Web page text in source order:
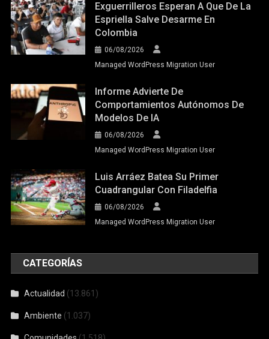
Exguerrilleros Esperan A Que De La
Espriella Salve Desarme En
Colombia
06/08/2026
Managed WordPress Migration User
Informe Advierte De
Comportamientos Autónomos De
Modelos De IA
06/08/2026
Managed WordPress Migration User
Luis Arráez Batea Su Primer
Cuadrangular Con Filadelfia
06/08/2026
Managed WordPress Migration User
CATEGORÍAS
Actualidad (13.861)
Ambiente (1.037)